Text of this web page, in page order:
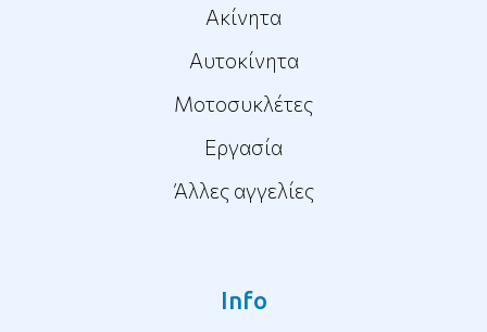
Ακίνητα
Αυτοκίνητα
Μοτοσυκλέτες
Εργασία
Άλλες αγγελίες
Info